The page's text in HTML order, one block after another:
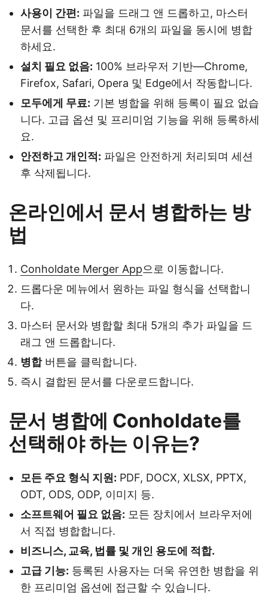
사용이 간편: 파일을 드래그 앤 드롭하고, 마스터
문서를 선택한 후 최대 6개의 파일을 동시에 병합
하세요.
설치 필요 없음: 100% 브라우저 기반—Chrome,
Firefox, Safari, Opera 및 Edge에서 작동합니다.
모두에게 무료: 기본 병합을 위해 등록이 필요 없습
니다. 고급 옵션 및 프리미엄 기능을 위해 등록하세
요.
안전하고 개인적: 파일은 안전하게 처리되며 세션
후 삭제됩니다.
온라인에서 문서 병합하는 방
법
Conholdate Merger App으로 이동합니다.
드롭다운 메뉴에서 원하는 파일 형식을 선택합니
다.
마스터 문서와 병합할 최대 5개의 추가 파일을 드
래그 앤 드롭합니다.
병합버튼을 클릭합니다.
즉시 결합된 문서를 다운로드합니다.
문서 병합에 Conholdate를
선택해야 하는 이유는?
모든 주요 형식 지원: PDF, DOCX, XLSX, PPTX,
ODT, ODS, ODP, 이미지 등.
소프트웨어 필요 없음: 모든 장치에서 브라우저에
서 직접 병합합니다.
비즈니스, 교육, 법률 및 개인 용도에 적합.
고급 기능: 등록된 사용자는 더욱 유연한 병합을 위
한 프리미엄 옵션에 접근할 수 있습니다.